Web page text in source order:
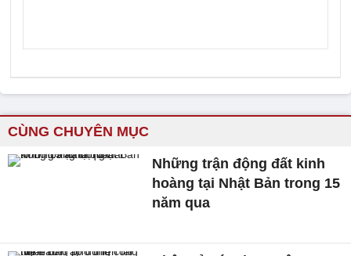
CÙNG CHUYÊN MỤC
Những trận động đất kinh
hoàng tại Nhật Bản trong 15
năm qua